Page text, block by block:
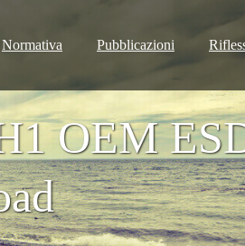
Normativa Pubblicazioni
OEM